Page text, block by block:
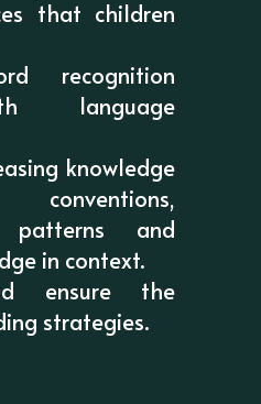
that children
recognition
language
knowledge
patterns and
in context.
ensure the
strategies.